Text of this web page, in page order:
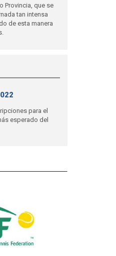
Provincia, que se
tan intensa
de esta manera
para el
esperado del